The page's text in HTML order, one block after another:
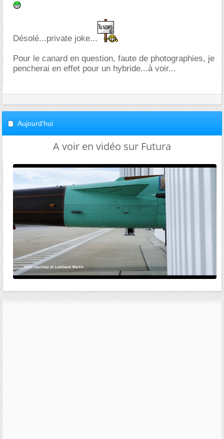
Désolé...private joke...
Pour le canard en question, faute de photographies, je
pencherai en effet pour un hybride...à voir...
Aujourd'hui
A voir en vidéo sur Futura